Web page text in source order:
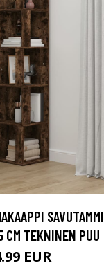
SAVUTAMMI
TEKNINEN PUU
EUR